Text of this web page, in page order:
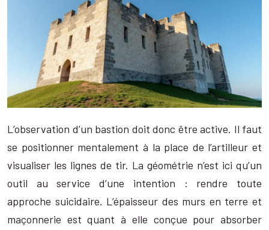
L’observation d’un bastion doit donc être active. Il faut
se positionner mentalement à la place de l’artilleur et
visualiser les lignes de tir. La géométrie n’est ici qu’un
outil au service d’une intention : rendre toute
approche suicidaire. L’épaisseur des murs en terre et
maçonnerie est quant à elle conçue pour absorber